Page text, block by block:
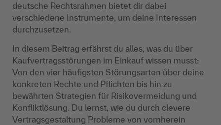
deutsche Rechtsrahmen bietet dir dabei
verschiedene Instrumente, um deine Interessen
durchzusetzen.
In diesem Beitrag erfährst du alles, was du über
Kaufvertragsstörungen im Einkauf wissen musst:
Von den vier häufigsten Störungsarten über deine
konkreten Rechte und Pflichten bis hin zu
bewährten Strategien für Risikovermeidung und
Konfliktlösung. Du lernst, wie du durch clevere
Vertragsgestaltung Probleme von vornherein